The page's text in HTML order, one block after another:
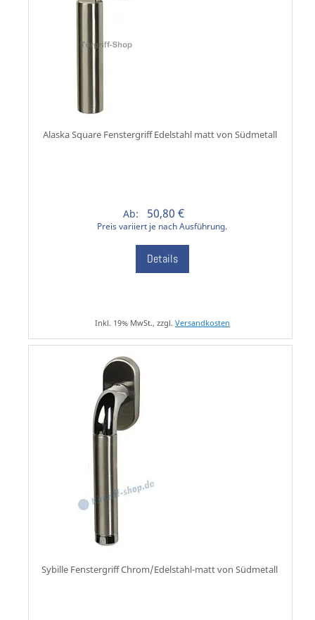
Alaska Square Fenstergriff Edelstahl matt von Südmetall
Ab: 50,80 €
Preis variiert je nach Ausführung.
Details
Inkl. 19% MwSt., zzgl. Versandkosten
Sybille Fenstergriff Chrom/Edelstahl-matt von Südmetall